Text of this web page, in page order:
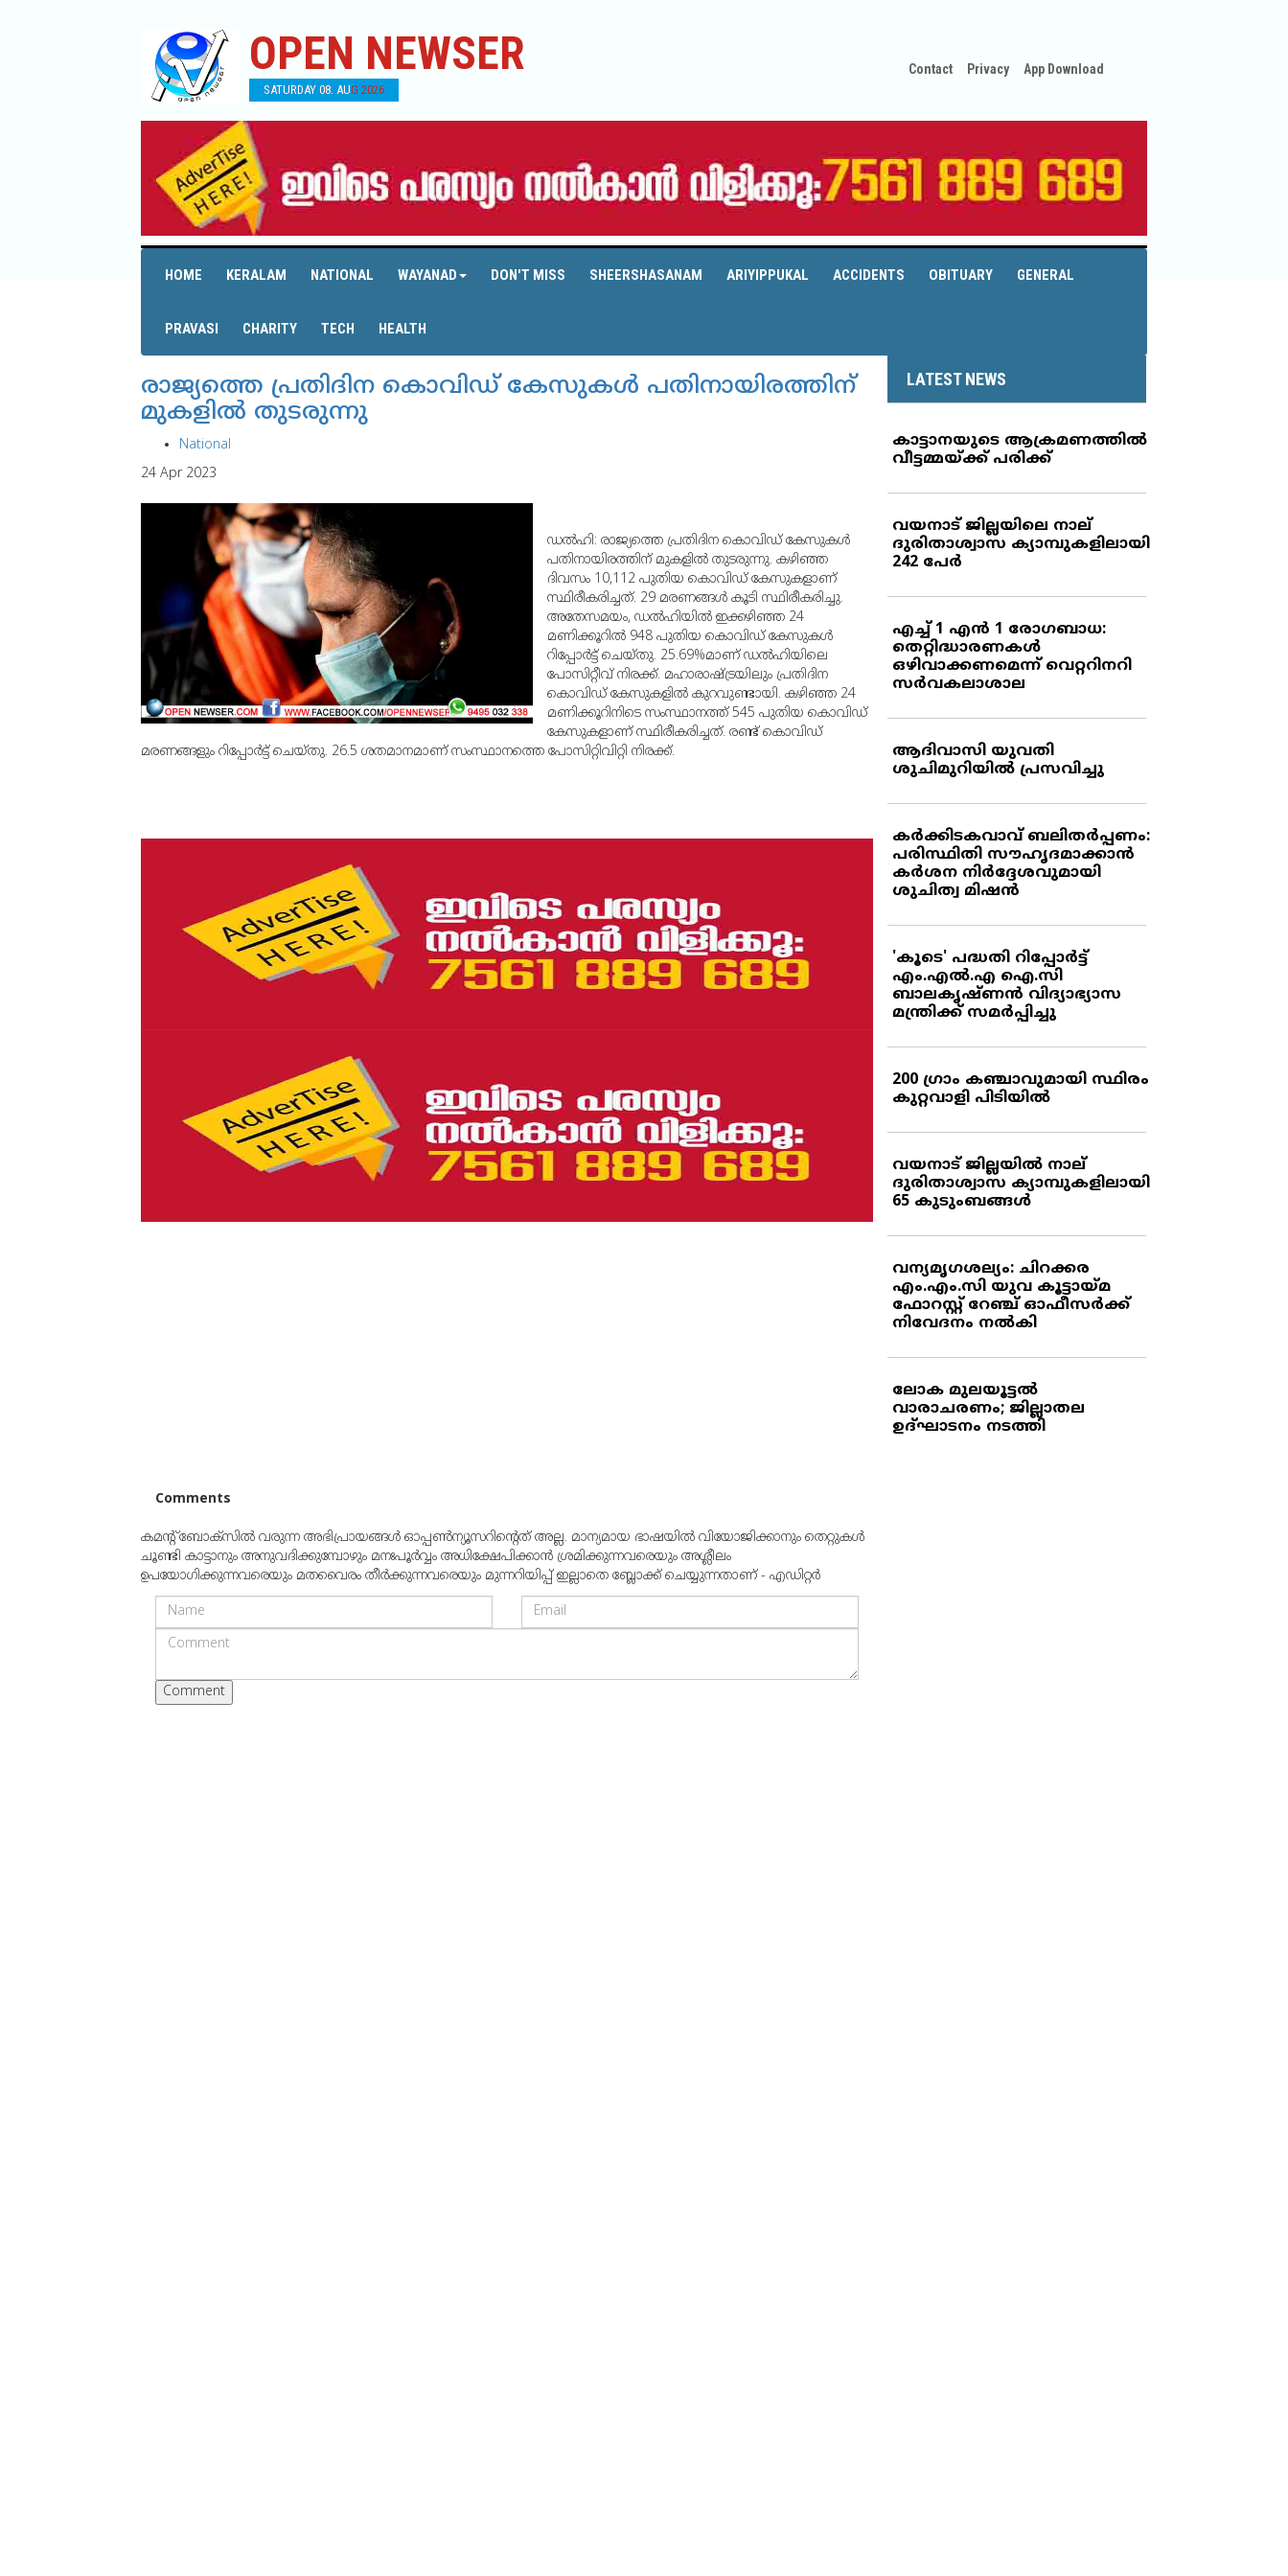
OPEN NEWSER
SATURDAY 08. AUG 2026
Contact Privacy App Download
HOME KERALAM NATIONAL WAYANAD DON'T MISS SHEERSHASANAM ARIYIPPUKAL ACCIDENTS OBITUARY GENERAL
PRAVASI CHARITY TECH HEALTH
രാജ്യത്തെ പ്രതിദിന കൊവിഡ് കേസുകള്‍ പതിനായിരത്തിന്
മുകളില്‍ തുടരുന്നു
National
24 Apr 2023
ഡല്‍ഹി: രാജ്യത്തെ പ്രതിദിന കൊവിഡ് കേസുകള്‍
പതിനായിരത്തിന് മുകളില്‍ തുടരുന്നു. കഴിഞ്ഞ
ദിവസം 10,112 പുതിയ കൊവിഡ് കേസുകളാണ്
സ്ഥിരീകരിച്ചത്. 29 മരണങ്ങള്‍ കൂടി സ്ഥിരീകരിച്ചു.
അതേസമയം, ഡല്‍ഹിയില്‍ ഇക്കഴിഞ്ഞ 24
മണിക്കൂറില്‍ 948 പുതിയ കൊവിഡ് കേസുകള്‍
റിപ്പോര്‍ട്ട് ചെയ്തു. 25.69%മാണ് ഡല്‍ഹിയിലെ
പോസിറ്റീവ് നിരക്ക്. മഹാരാഷ്ട്രയിലും പ്രതിദിന
കൊവിഡ് കേസുകളില്‍ കുറവുണ്ടായി. കഴിഞ്ഞ 24
മണിക്കൂറിനിടെ സംസ്ഥാനത്ത് 545 പുതിയ കൊവിഡ്
കേസുകളാണ് സ്ഥിരീകരിച്ചത്. രണ്ട് കൊവിഡ്
മരണങ്ങളും റിപ്പോര്‍ട്ട് ചെയ്തു. 26.5 ശതമാനമാണ് സംസ്ഥാനത്തെ പോസിറ്റിവിറ്റി നിരക്ക്.
Comments
കമന്റ് ബോക്‌സില്‍ വരുന്ന അഭിപ്രായങ്ങള്‍ ഓപ്പൺന്യൂസറിന്റെത് അല്ല. മാന്യമായ ഭാഷയില്‍ വിയോജിക്കാനും തെറ്റുകള്‍
ചൂണ്ടി കാട്ടാനും അനുവദിക്കുമ്പോഴും മനഃപൂര്‍വ്വം അധിക്ഷേപിക്കാന്‍ ശ്രമിക്കുന്നവരെയും അശ്ലീലം
ഉപയോഗിക്കുന്നവരെയും മതവൈരം തീര്‍ക്കുന്നവരെയും മുന്നറിയിപ്പ് ഇല്ലാതെ ബ്ലോക്ക് ചെയ്യുന്നതാണ് - എഡിറ്റര്‍
LATEST NEWS
കാട്ടാനയുടെ ആക്രമണത്തില്‍
വീട്ടമ്മയ്ക്ക് പരിക്ക്
വയനാട് ജില്ലയിലെ നാല്
ദുരിതാശ്വാസ ക്യാമ്പുകളിലായി
242 പേര്‍
എച്ച് 1 എന്‍ 1 രോഗബാധ:
തെറ്റിദ്ധാരണകള്‍
ഒഴിവാക്കണമെന്ന് വെറ്ററിനറി
സര്‍വകലാശാല
ആദിവാസി യുവതി
ശുചിമുറിയില്‍ പ്രസവിച്ചു
കര്‍ക്കിടകവാവ് ബലിതര്‍പ്പണം:
പരിസ്ഥിതി സൗഹൃദമാക്കാന്‍
കര്‍ശന നിര്‍ദ്ദേശവുമായി
ശുചിത്വ മിഷന്‍
'കൂടെ' പദ്ധതി റിപ്പോര്‍ട്ട്
എം.എല്‍.എ ഐ.സി
ബാലകൃഷ്ണന്‍ വിദ്യാഭ്യാസ
മന്ത്രിക്ക് സമര്‍പ്പിച്ചു
200 ഗ്രാം കഞ്ചാവുമായി സ്ഥിരം
കുറ്റവാളി പിടിയില്‍
വയനാട് ജില്ലയില്‍ നാല്
ദുരിതാശ്വാസ ക്യാമ്പുകളിലായി
65 കുടുംബങ്ങള്‍
വന്യമൃഗശല്യം: ചിറക്കര
എം.എം.സി യുവ കൂട്ടായ്മ
ഫോറസ്റ്റ് റേഞ്ച് ഓഫീസര്‍ക്ക്
നിവേദനം നല്‍കി
ലോക മുലയൂട്ടല്‍
വാരാചരണം; ജില്ലാതല
ഉദ്ഘാടനം നടത്തി